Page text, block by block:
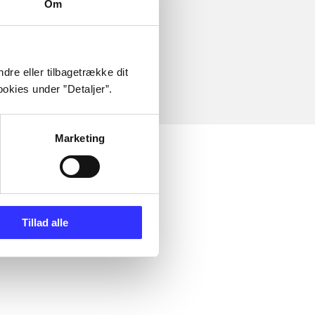
Om
eller tilbagetrække dit
under ”Detaljer”.
Marketing
Tillad alle